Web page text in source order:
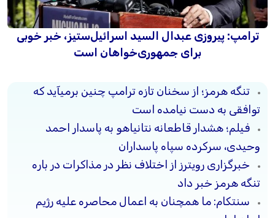
ترامپ: پیروزی عبدال السید اسرائیل‌ستیز، خبر خوبی
برای جمهوری‌خواهان است
تنگه هرمز؛ از سخنان تازه ترامپ چنین برمیآید که
توافقی به دست نیامده است
فیلم؛ هشدار قاطعانه نتانیاهو به پاسدار احمد
وحیدی، سرکرده سپاه پاسداران
خبرگزاری رویترز از اختلاف نظر در مذاکرات در باره
تنگه هرمز خبر داد
سنتکام: ما همچنان به اعمال محاصره علیه رژیم